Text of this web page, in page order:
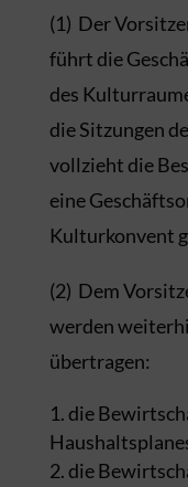
(1) Der
führt die
des
die Sitzungen
vollzieht die
eine
Kulturkonvent
(2) Dem
werden
übertragen:
die
die